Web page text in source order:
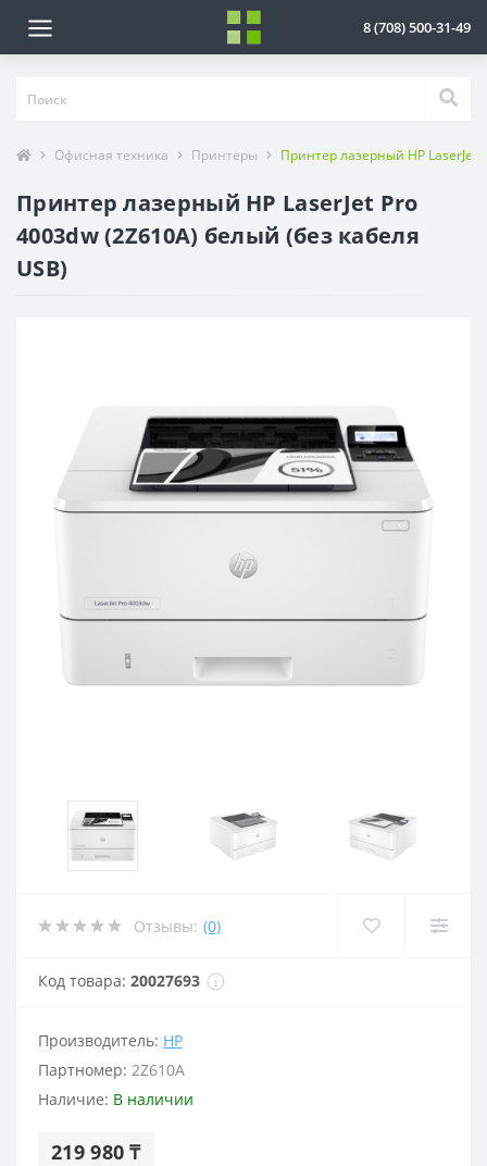
8 (708) 500-31-49
Офисная техника Принтеры Принтер лазерный HP LaserJet
Принтер лазерный HP LaserJet Pro
4003dw (2Z610A) белый (без кабеля
USB)
Отзывы: (0)
Код товара: 20027693
Производитель: HP
Партномер: 2Z610A
Наличие: В наличии
219 980 ₸